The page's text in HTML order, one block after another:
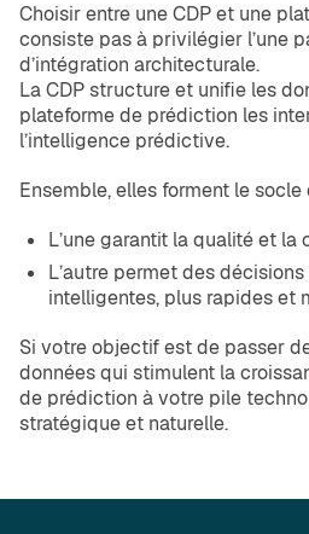
Choisir entre une CDP et une
consiste pas à privilégier l’une
d’intégration architecturale.
La CDP structure et unifie les
plateforme de prédiction les
l’intelligence prédictive.
Ensemble, elles forment le
L’une garantit la qualité et la
L’autre permet des
intelligentes, plus rapides et
Si votre objectif est de passer
données qui stimulent la
de prédiction à votre pile
stratégique et naturelle.